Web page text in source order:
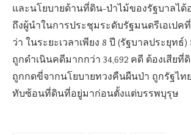
และนโยบายด้านที่ดิน-ป่าไม้ของรัฐบาลไ
ถึงผู้นำในการประชุมระดับรัฐมนตรีเอเป
ว่า ในระยะเวลาเพียง 8 ปี (รัฐบาลประยุท
ถูกดำเนินคดีมากกว่า 34,692 คดี ต้องเสียที่
ถูกกดขี่จากนโยบายทวงคืนผืนป่า ถูกรัฐไท
ทับซ้อนที่ดินที่อยู่มาก่อนตั้งแต่บรรพบุรุษ